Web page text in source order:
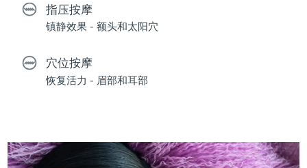
指压按摩
镇静效果 - 额头和太阳穴
穴位按摩
恢复活力 - 眉部和耳部